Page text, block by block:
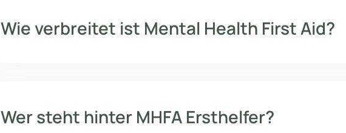
Wie verbreitet ist Mental Health First Aid?
Wer steht hinter MHFA Ersthelfer?